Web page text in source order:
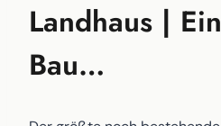
Landhaus |
Bau…